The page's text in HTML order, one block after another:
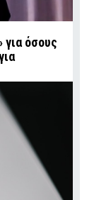
για όσους